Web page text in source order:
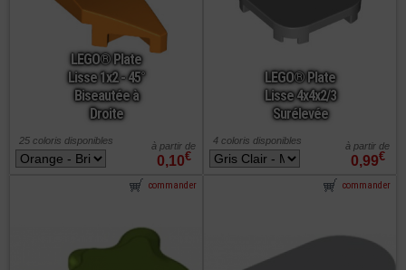
LEGO® Plate
Lisse 1x2 - 45°
Biseautée à
Droite
0,10€
à partir de
25 coloris disponibles
LEGO® Plate
Lisse 4x4x2/3
Surélevée
0,99€
à partir de
4 coloris disponibles
commander commander